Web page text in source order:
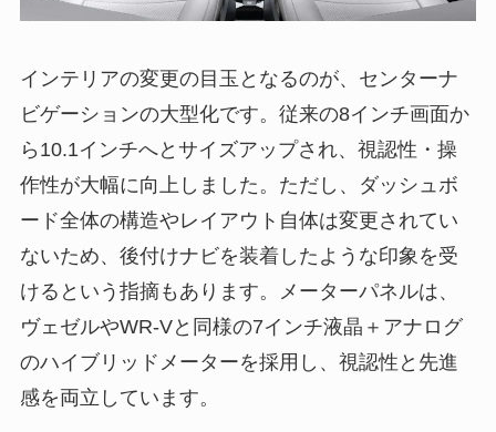
インテリアの変更の目玉となるのが、センターナ
ビゲーションの大型化です。従来の8インチ画面か
ら10.1インチへとサイズアップされ、視認性・操
作性が大幅に向上しました。ただし、ダッシュボ
ード全体の構造やレイアウト自体は変更されてい
ないため、後付けナビを装着したような印象を受
けるという指摘もあります。メーターパネルは、
ヴェゼルやWR-Vと同様の7インチ液晶＋アナログ
のハイブリッドメーターを採用し、視認性と先進
感を両立しています。